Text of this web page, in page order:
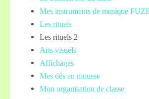
Mes instruments de musique
Les rituels
Les rituels 2
Arts visuels
Affichages
Mes dés en mousse
Mon organisation de classe